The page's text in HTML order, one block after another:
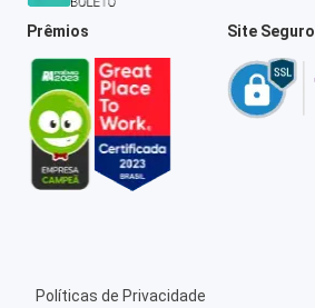
Prêmios Site Seguro
Políticas de Privacidade